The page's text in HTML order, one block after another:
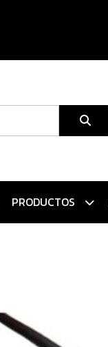
PRODUCTOS